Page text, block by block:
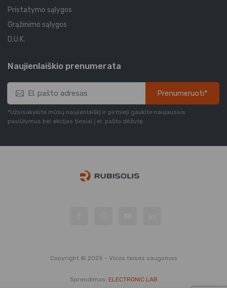
Pristatymo sąlygos
Grąžinimo sąlygos
D.U.K.
Naujienlaiškio prenumerata
Prenumeruoti*
*Užsisakykite mūsų naujienlaiškį ir pirmieji gaukite naujausius
pasiūlymus bei akcijas tiesiai į el. pašto dėžutę.
Copyright © 2025 - Visos teises saugomos
Sprendimas: ELECTRONIC LAB